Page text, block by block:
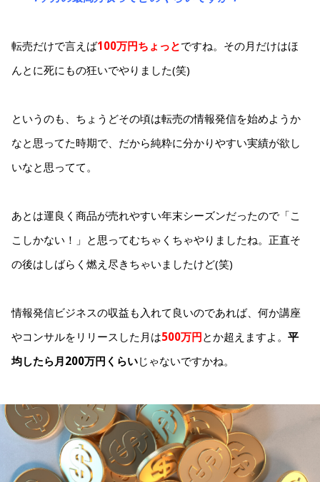
転売だけで言えば100万円ちょっとですね。その月だけはほ
んとに死にもの狂いでやりました(笑)
というのも、ちょうどその頃は転売の情報発信を始めようか
なと思ってた時期で、だから純粋に分かりやすい実績が欲し
いなと思ってて。
あとは運良く商品が売れやすい年末シーズンだったので「こ
こしかない！」と思ってむちゃくちゃやりましたね。正直そ
の後はしばらく燃え尽きちゃいましたけど(笑)
情報発信ビジネスの収益も入れて良いのであれば、何か講座
やコンサルをリリースした月は500万円とか超えますよ。 平
均したら月200万円くらいじゃないですかね。